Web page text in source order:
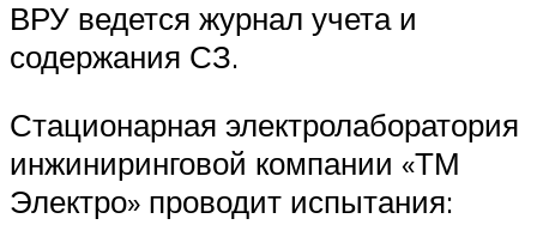
ВРУ ведется журнал учета и
содержания СЗ.
Стационарная электролаборатория
инжиниринговой компании «ТМ
Электро» проводит испытания: